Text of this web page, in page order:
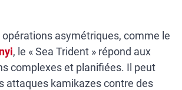
opérations asymétriques, comme le
, le « Sea Trident » répond aux
complexes et planifiées. Il peut
attaques kamikazes contre des